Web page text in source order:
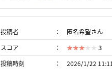
投稿者
匿名希望さん
スコア
3
投稿時刻
2026/1/22 11:11